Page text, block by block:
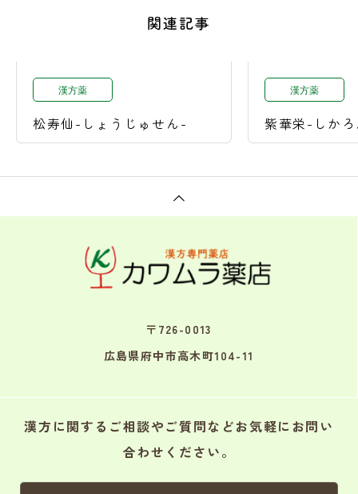
関連記事
漢方薬
松寿仙-しょうじゅせん-
漢方薬
紫華栄-しか
〒726-0013
広島県府中市高木町104-11
漢方に関するご相談やご質問などお気軽にお問い
合わせください。